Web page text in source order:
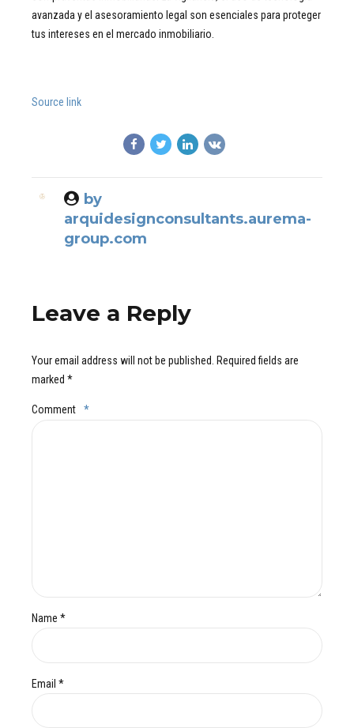
avanzada y el asesoramiento legal son esenciales para proteger
tus intereses en el mercado inmobiliario.
Source link
by
arquidesignconsultants.aurema-
group.com
Leave a Reply
Your email address will not be published. Required fields are
marked *
Comment *
Name *
Email *